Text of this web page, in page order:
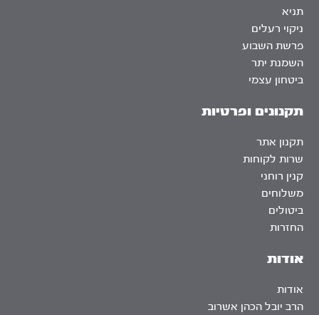
אודות
אודות
הרב יובל הכהן אשרוב
תניא
ניקוי רעלים
פרשת השבוע
השמנת יתר
ביטחון עצמי
תקנונים ופרטיות
תקנון אתר
שרות לקוחות
קנין רוחני
משלוחים
ביטולים
החזרות